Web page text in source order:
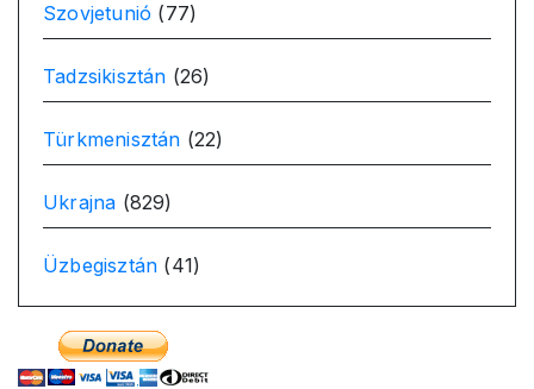
Szovjetunió (77)
Tadzsikisztán (26)
Türkmenisztán (22)
Ukrajna (829)
Üzbegisztán (41)